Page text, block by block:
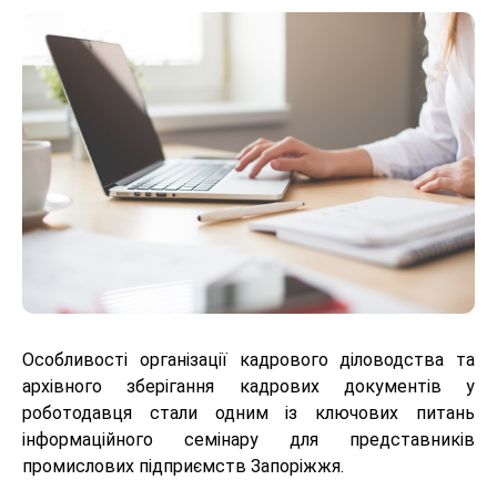
Особливості організації кадрового діловодства та
архівного зберігання кадрових документів у
роботодавця стали одним із ключових питань
інформаційного семінару для представників
промислових підприємств Запоріжжя.